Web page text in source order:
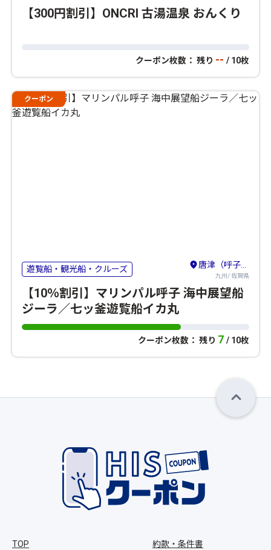
【300円割引】ONCRI 古湯温泉 おんくり
クーポン枚数： 残り -- / 10枚
クーポン
遊覧船・観光船・クルーズ 唐津（呼子）・玄海
九州/ 佐賀県
【10％割引】マリンパル呼子 海中展望船
ジーラ／七ッ釜遊覧船イカ丸
クーポン枚数： 残り 7 / 10枚
TOP 約款・条件書